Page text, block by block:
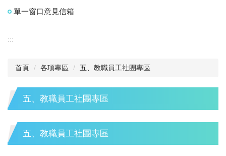
單一窗口意見信箱
:::
首頁 各項專區 五、教職員工社團專區
五、教職員工社團專區
五、教職員工社團專區